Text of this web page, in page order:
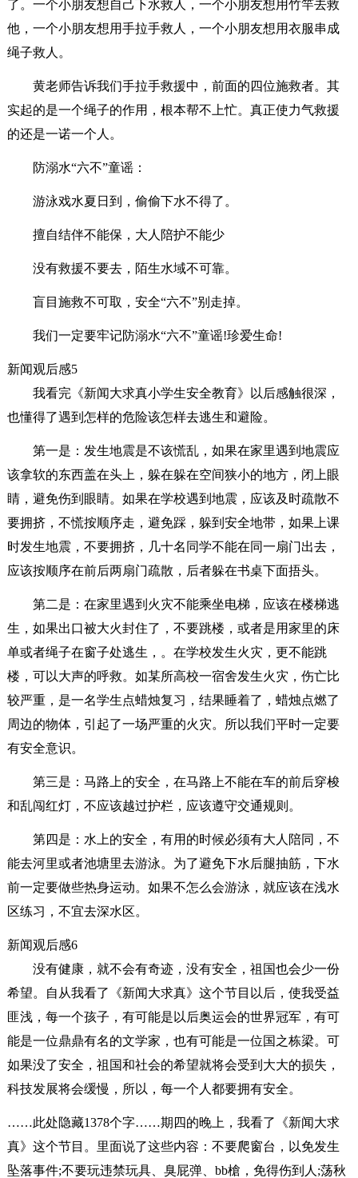
了。一个小朋友想自己下水救人，一个小朋友想用竹竿去救
他，一个小朋友想用手拉手救人，一个小朋友想用衣服串成
绳子救人。
黄老师告诉我们手拉手救援中，前面的四位施救者。其
实起的是一个绳子的作用，根本帮不上忙。真正使力气救援
的还是一诺一个人。
防溺水“六不”童谣：
游泳戏水夏日到，偷偷下水不得了。
擅自结伴不能保，大人陪护不能少
没有救援不要去，陌生水域不可靠。
盲目施救不可取，安全“六不”别走掉。
我们一定要牢记防溺水“六不”童谣!珍爱生命!
新闻观后感5
我看完《新闻大求真小学生安全教育》以后感触很深，
也懂得了遇到怎样的危险该怎样去逃生和避险。
第一是：发生地震是不该慌乱，如果在家里遇到地震应
该拿软的东西盖在头上，躲在躲在空间狭小的地方，闭上眼
睛，避免伤到眼睛。如果在学校遇到地震，应该及时疏散不
要拥挤，不慌按顺序走，避免踩，躲到安全地带，如果上课
时发生地震，不要拥挤，几十名同学不能在同一扇门出去，
应该按顺序在前后两扇门疏散，后者躲在书桌下面捂头。
第二是：在家里遇到火灾不能乘坐电梯，应该在楼梯逃
生，如果出口被大火封住了，不要跳楼，或者是用家里的床
单或者绳子在窗子处逃生，。在学校发生火灾，更不能跳
楼，可以大声的呼救。如某所高校一宿舍发生火灾，伤亡比
较严重，是一名学生点蜡烛复习，结果睡着了，蜡烛点燃了
周边的物体，引起了一场严重的火灾。所以我们平时一定要
有安全意识。
第三是：马路上的安全，在马路上不能在车的前后穿梭
和乱闯红灯，不应该越过护栏，应该遵守交通规则。
第四是：水上的安全，有用的时候必须有大人陪同，不
能去河里或者池塘里去游泳。为了避免下水后腿抽筋，下水
前一定要做些热身运动。如果不怎么会游泳，就应该在浅水
区练习，不宜去深水区。
新闻观后感6
没有健康，就不会有奇迹，没有安全，祖国也会少一份
希望。自从我看了《新闻大求真》这个节目以后，使我受益
匪浅，每一个孩子，有可能是以后奥运会的世界冠军，有可
能是一位鼎鼎有名的文学家，也有可能是一位国之栋梁。可
如果没了安全，祖国和社会的希望就将会受到大大的损失，
科技发展将会缓慢，所以，每一个人都要拥有安全。
……此处隐藏1378个字……期四的晚上，我看了《新闻大求
真》这个节目。里面说了这些内容：不要爬窗台，以免发生
坠落事件;不要玩违禁玩具、臭屁弹、bb槍，免得伤到人;荡秋